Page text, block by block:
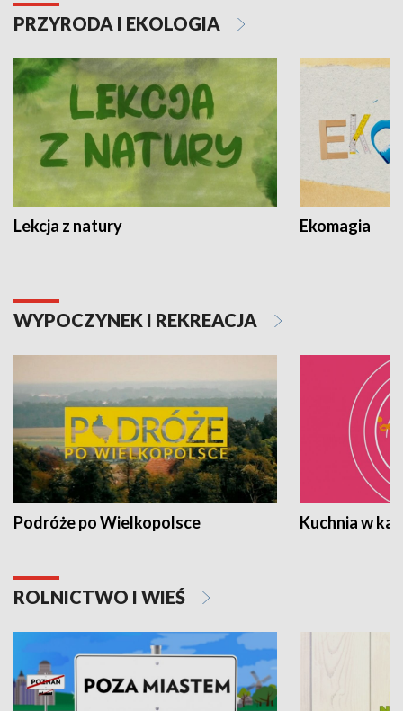
PRZYRODA I EKOLOGIA
Lekcja z natury Ekomagia
WYPOCZYNEK I REKREACJA
Podróże po Wielkopolsce Kuchnia w
ROLNICTWO I WIEŚ